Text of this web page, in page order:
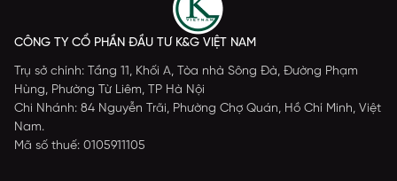
CÔNG TY CỔ PHẦN ĐẦU TƯ K&G VIỆT NAM
Trụ sở chính: Tầng 11, Khối A, Tòa nhà Sông Đà, Đường Phạm
Hùng, Phường Từ Liêm, TP Hà Nội
Chi Nhánh: 84 Nguyễn Trãi, Phường Chợ Quán, Hồ Chí Minh, Việt
Nam.
Mã số thuế: 0105911105